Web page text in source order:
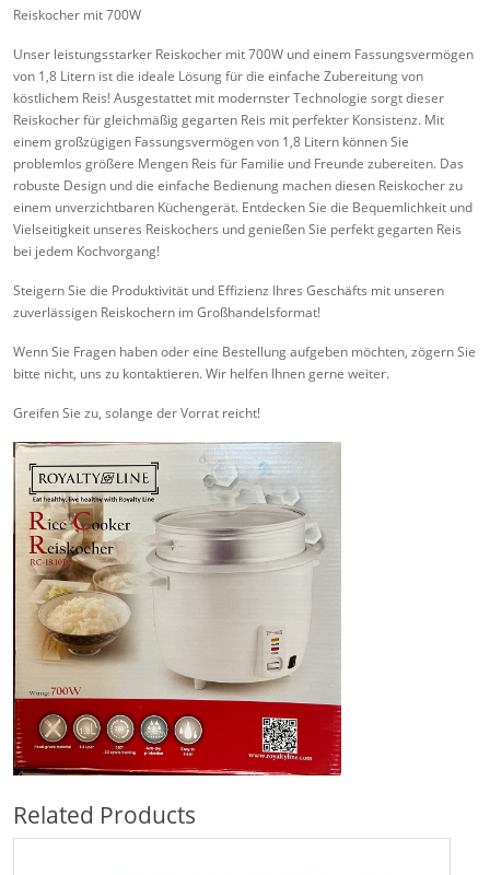
Reiskocher mit 700W
Unser leistungsstarker Reiskocher mit 700W und einem Fassungsvermögen
von 1,8 Litern ist die ideale Lösung für die einfache Zubereitung von
köstlichem Reis! Ausgestattet mit modernster Technologie sorgt dieser
Reiskocher für gleichmäßig gegarten Reis mit perfekter Konsistenz. Mit
einem großzügigen Fassungsvermögen von 1,8 Litern können Sie
problemlos größere Mengen Reis für Familie und Freunde zubereiten. Das
robuste Design und die einfache Bedienung machen diesen Reiskocher zu
einem unverzichtbaren Küchengerät. Entdecken Sie die Bequemlichkeit und
Vielseitigkeit unseres Reiskochers und genießen Sie perfekt gegarten Reis
bei jedem Kochvorgang!
Steigern Sie die Produktivität und Effizienz Ihres Geschäfts mit unseren
zuverlässigen Reiskochern im Großhandelsformat!
Wenn Sie Fragen haben oder eine Bestellung aufgeben möchten, zögern Sie
bitte nicht, uns zu kontaktieren. Wir helfen Ihnen gerne weiter.
Greifen Sie zu, solange der Vorrat reicht!
Related Products